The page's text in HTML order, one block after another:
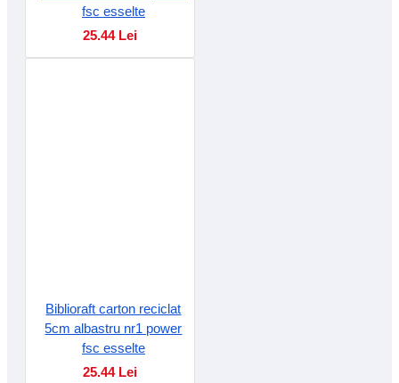
fsc esselte
25.44 Lei
Biblioraft carton reciclat
5cm albastru nr1 power
fsc esselte
25.44 Lei